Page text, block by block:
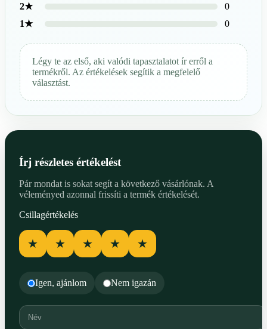
2★
0
1★
0
Légy te az első, aki valódi tapasztalatot ír erről a
termékről. Az értékelések segítik a megfelelő
választást.
Írj részletes értékelést
Pár mondat is sokat segít a következő vásárlónak. A
véleményed azonnal frissíti a termék értékelését.
Csillagértékelés
★ ★ ★ ★ ★
Igen, ajánlom Nem igazán